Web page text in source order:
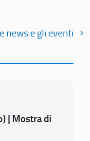
news e gli eventi
| Mostra di